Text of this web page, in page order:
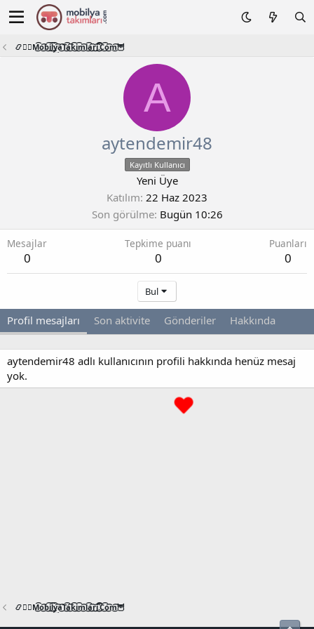
📿🧙‍♂️M͜͡o͜͡b͜͡i͜͡l͜͡y͜͡a͜͡T͜͡a͜͡k͜͡i͜͡m͜͡l͜͡a͜͡r͜͡i͜͡.͜͡C͜͡o͜͡m͜͡🦉
A
aytendemir48
Kayıtlı Kullanıcı
Yeni Üye
Katılım 22 Haz 2023
Son görülme Bugün 10:26
Mesajlar
0
Tepkime puanı
0
Puanları
0
Bul
Profil mesajları Son aktivite Gönderiler Hakkında
aytendemir48 adlı kullanıcının profili hakkında henüz mesaj
yok.
📿🧙‍♂️M͜͡o͜͡b͜͡i͜͡l͜͡y͜͡a͜͡T͜͡a͜͡k͜͡i͜͡m͜͡l͜͡a͜͡r͜͡i͜͡.͜͡C͜͡o͜͡m͜͡🦉